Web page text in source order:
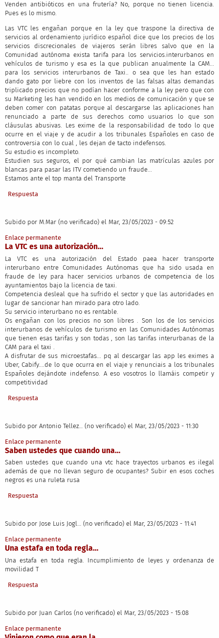
Venden antibióticos en una frutería? No, porque no tienen licencia.
Pues es lo mismo.
Las VTC les engañan porque en la ley que traspone la directiva de
servicios al ordenamiento jurídico español dice que los precios de los
servicios discrecionales de viajeros serán libres salvo que en la
Comunidad autónoma exista tarifa para los servicios.interurbanos en
vehículos de turismo y esa es la que publican anualmente la CAM...
para los servicios interurbanos de Taxi.. o sea que les han estado
dando gato por liebre con los inventos de las falsas altas demandas
triplicado precios que no podían hacer conforme a la ley pero que con
su Marketing les han vendido en los medios de comunicación y que se
deben comer con patatas porque al descargarse las aplicaciones han
renunciado a parte de sus derechos como usuarios lo que son
cláusulas abusivas. Les exime de la responsabilidad de todo lo que
ocurre en el viaje y de acudir a los tribunales Españoles en caso de
controversia con lo cual , les dejan de tacto indefensos.
Su estudio es incompleto.
Estudien sus seguros, el por qué cambian las matrículas azules por
blancas para pasar las ITV cometiendo un fraude...
Estamos ante el top manta del Transporte
Respuesta
Subido por M.Mar (no verificado) el Mar, 23/05/2023 - 09:52
Enlace permanente
La VTC es una autorización…
La VTC es una autorización del Estado paea hacer transporte
interurbano entre Comunidades Autónomas que ha sido usada en
fraude de ley para hacer servicios urbanos de competencia de los
ayuntamientos bajo la licencia de taxi.
Competencia desleal que ha sufrido el sector y que las autoridades en
lugar de sancionar han mirado para otro lado.
Su servicio interurbano no es rentable.
Os engañan con los precios no son libres . Son los de los servicios
interurbanos de vehículos de turismo en las Comunidades Autónomas
que tienen esas tarifas y son todas , son las tarifas interurbanas de la
CAM para el taxi .
A disfrutar de sus microestafas... pq al descargar las app les eximes a
Uber, Cabify....de lo que ocurra en el viaje y renunciais a los tribunales
Españoles dejándote indefenso. A eso vosotros lo llamáis competir y
competitividad
Respuesta
Subido por Antonio Tellez… (no verificado) el Mar, 23/05/2023 - 11:30
Enlace permanente
Saben ustedes que cuando una…
Saben ustedes que cuando una vtc hace trayectos urbanos es ilegal
además de que no llevan seguro de ocupantes? Subir en esos coches
negros es una ruleta rusa
Respuesta
Subido por Jose Luis Jogl… (no verificado) el Mar, 23/05/2023 - 11:41
Enlace permanente
Una estafa en toda regla…
Una estafa en toda regla. Incumplimiento de leyes y ordenanza de
movilidad T
Respuesta
Subido por Juan Carlos (no verificado) el Mar, 23/05/2023 - 15:08
Enlace permanente